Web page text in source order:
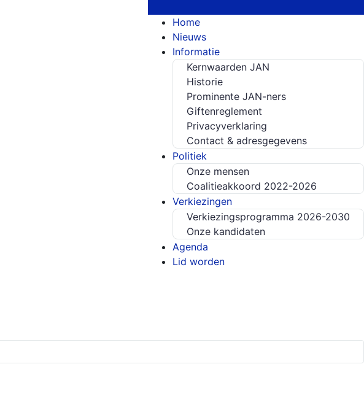
Home
Nieuws
Informatie
Kernwaarden JAN
Historie
Prominente JAN-ners
Giftenreglement
Privacyverklaring
Contact & adresgegevens
Politiek
Onze mensen
Coalitieakkoord 2022-2026
Verkiezingen
Verkiezingsprogramma 2026-2030
Onze kandidaten
Agenda
Lid worden